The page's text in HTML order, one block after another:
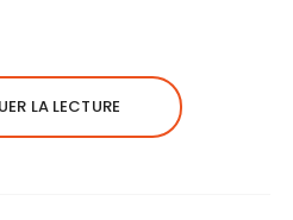
LA LECTURE